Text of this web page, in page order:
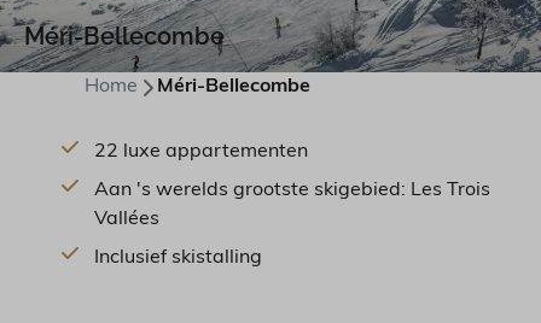
Méri-Bellecombe
Home Méri-Bellecombe
22 luxe appartementen
Aan 's werelds grootste skigebied: Les Trois
Vallées
Inclusief skistalling